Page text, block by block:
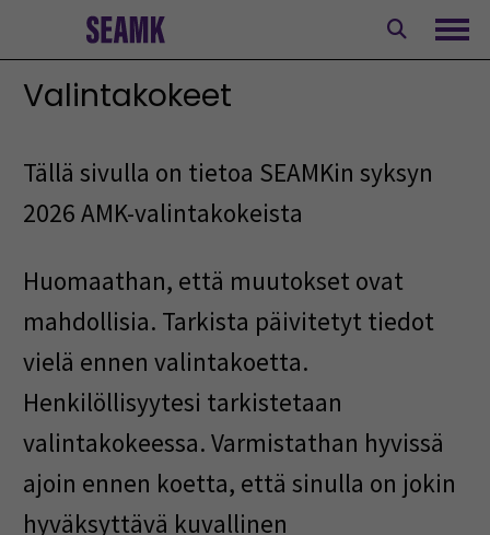
Valintakokeet
Tällä sivulla on tietoa SEAMKin syksyn
2026 AMK-valintakokeista
Huomaathan, että muutokset ovat
mahdollisia. Tarkista päivitetyt tiedot
vielä ennen valintakoetta.
Henkilöllisyytesi tarkistetaan
valintakokeessa. Varmistathan hyvissä
ajoin ennen koetta, että sinulla on jokin
hyväksyttävä kuvallinen